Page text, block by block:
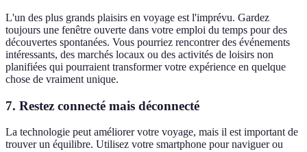
L'un des plus grands plaisirs en voyage est l'imprévu. Gardez
toujours une fenêtre ouverte dans votre emploi du temps pour des
découvertes spontanées. Vous pourriez rencontrer des événements
intéressants, des marchés locaux ou des activités de loisirs non
planifiées qui pourraient transformer votre expérience en quelque
chose de vraiment unique.
7. Restez connecté mais déconnecté
La technologie peut améliorer votre voyage, mais il est important de
trouver un équilibre. Utilisez votre smartphone pour naviguer ou